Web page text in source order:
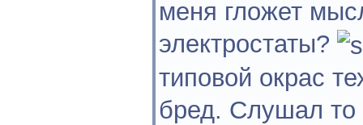
меня гложет
электростаты?
типовой окрас
бред. Слушал то